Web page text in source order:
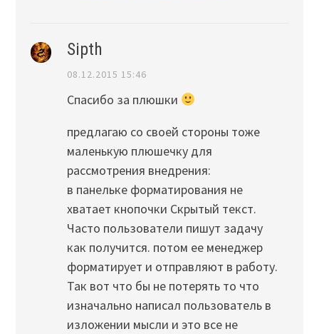
Sipth
08.12.2015 15:46
Спасибо за плюшки
предлагаю со своей стороны тоже
маленькую плюшечку для
рассмотрения внедрения:
в панельке форматирования не
хватает кнопочки Скрытый текст.
Часто пользователи пишут задачу
как получится. потом ее менеджер
форматирует и отправляют в работу.
Так вот что бы не потерять то что
изначально написал пользователь в
изложении мысли и это все не